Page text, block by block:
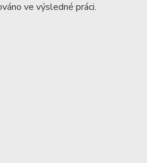
ve výsledné práci.